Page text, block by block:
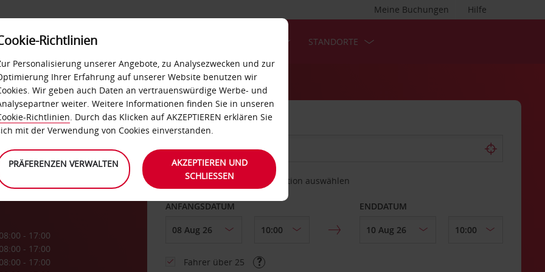
Hilfe
Meine Buchungen
LOYALTY SELF-SERVICES STANDORTE
08:00 - 17:00
08:00 - 17:00
08:00 - 17:00
ABHOLEN VON
Eine andere Rückgabestation auswählen
ANFANGSDATUM ENDDATUM
Fahrer über 25
Richtlinien
Personalisierung unserer Angebote, zu Analysezwecken und zur
Ihrer Erfahrung auf unserer Website benutzen wir
Wir geben auch Daten an vertrauenswürdige Werbe- und
weiter. Weitere Informationen finden Sie in unseren
Richtlinien. Durch das Klicken auf AKZEPTIEREN erklären Sie
mit der Verwendung von Cookies einverstanden.
PRÄFERENZEN VERWALTEN
AKZEPTIEREN UND
SCHLIESSEN